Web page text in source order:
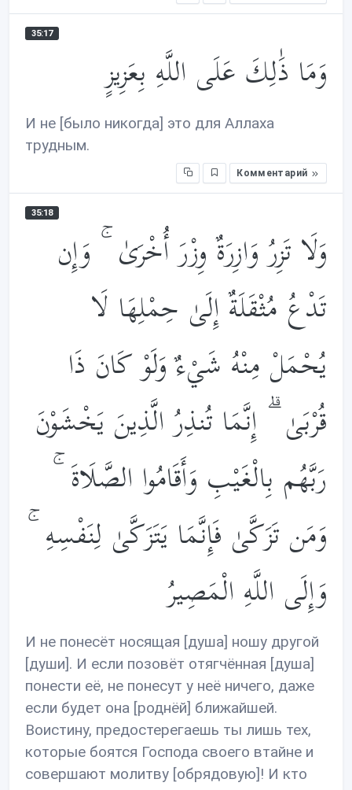
35:17
وَمَا ذَ‌ٰلِكَ عَلَى اللَّهِ بِعَزِيزٍ
И не [было никогда] это для Аллаха
трудным.
Комментарий
35:18
وَلَا تَزِرُ وَازِرَةٌ وِزْرَ أُخْرَىٰ ۚ وَإِن
تَدْعُ مُثْقَلَةٌ إِلَىٰ حِمْلِهَا لَا
يُحْمَلْ مِنْهُ شَيْءٌ وَلَوْ كَانَ ذَا
قُرْبَىٰ ۗ إِنَّمَا تُنذِرُ الَّذِينَ يَخْشَوْنَ
رَبَّهُم بِالْغَيْبِ وَأَقَامُوا الصَّلَاةَ ۚ
وَمَن تَزَكَّىٰ فَإِنَّمَا يَتَزَكَّىٰ لِنَفْسِهِ ۚ
وَإِلَى اللَّهِ الْمَصِيرُ
И не понесёт носящая [душа] ношу другой
[души]. И если позовёт отягчённая [душа]
понести её, не понесут у неё ничего, даже
если будет она [роднёй] ближайшей.
Воистину, предостерегаешь ты лишь тех,
которые боятся Господа своего втайне и
совершают молитву [обрядовую]! И кто